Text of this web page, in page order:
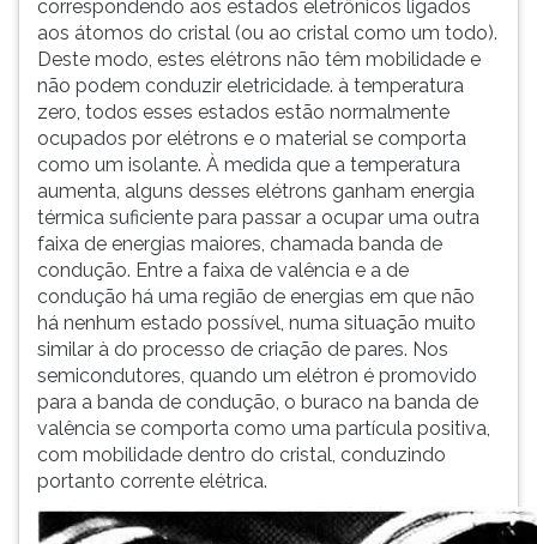
correspondendo aos estados eletrônicos ligados
aos átomos do cristal (ou ao cristal como um todo).
Deste modo, estes elétrons não têm mobilidade e
não podem conduzir eletricidade. à temperatura
zero, todos esses estados estão normalmente
ocupados por elétrons e o material se comporta
como um isolante. À medida que a temperatura
aumenta, alguns desses elétrons ganham energia
térmica suficiente para passar a ocupar uma outra
faixa de energias maiores, chamada banda de
condução. Entre a faixa de valência e a de
condução há uma região de energias em que não
há nenhum estado possível, numa situação muito
similar à do processo de criação de pares. Nos
semicondutores, quando um elétron é promovido
para a banda de condução, o buraco na banda de
valência se comporta como uma partícula positiva,
com mobilidade dentro do cristal, conduzindo
portanto corrente elétrica.